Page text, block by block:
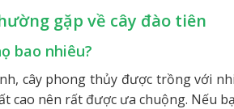
gặp về cây đào tiên
bao nhiêu?
cây phong thủy được trồng với
cao nên rất được ưa chuộng. Nếu